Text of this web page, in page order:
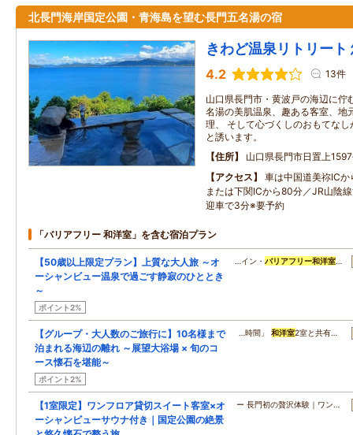
北長門海岸国定公園・青海島を望む長門五名湯の宿
きわど温泉リトリート
4.2 13件
山口県長門市・黄波戸の海辺に佇
名湯の美肌温泉、趣ある客室、地
理、 そして心づくしのおもてな
と誘います。
住所
山口県長門市日置上
アクセス
車は中国道美祢IC
または下関ICから80分／JR山陰
迎車で3分※要予約
「バリアフリー 和洋室」を含む宿泊プラン
【50歳以上限定プラン】上質な大人旅 ～オ
ーシャンビュー温泉で過ごす静寂のひととき
～
ポイント2%
…イン・ バリアフリー和洋室…
【グループ・大人数のご旅行に】10名様まで
泊まれる海辺の離れ ～展望大浴場 × 旬のコ
ース懐石を堪能～
ポイント2%
…時間」和洋室2室と共有…
【1室限定】ワンフロア貸切スイート客室×オ
ーシャンビューサウナ付き｜国定公園の絶景
ー 長門初の贅沢体験｜ワン…